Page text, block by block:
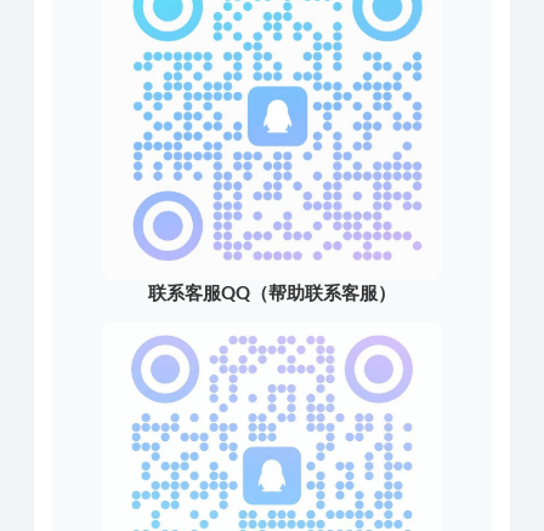
联系客服QQ（帮助联系客服）